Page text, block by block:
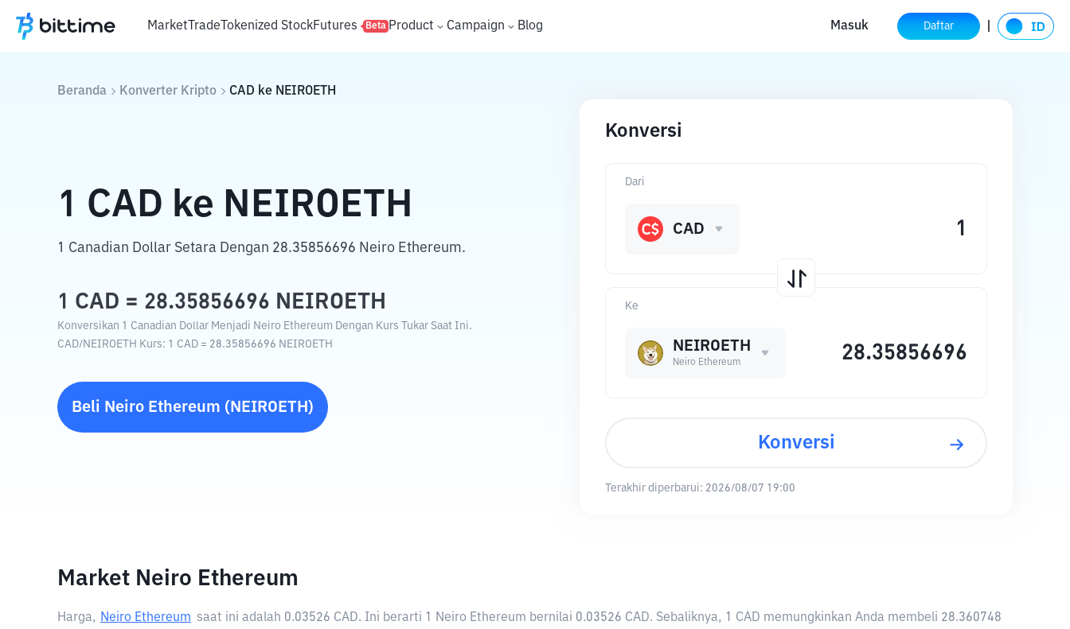
MarketTradeTokenized StockFutures Beta Product Campaign Blog Masuk Daftar
Beranda Konverter Kripto CAD ke NEIROETH
1 CAD ke NEIROETH
1 Canadian Dollar Setara Dengan 28.35856696 Neiro Ethereum.
1 CAD = 28.35856696 NEIROETH
Konversikan 1 Canadian Dollar Menjadi Neiro Ethereum Dengan Kurs Tukar Saat Ini.
CAD/NEIROETH Kurs: 1 CAD = 28.35856696 NEIROETH
Beli Neiro Ethereum ( NEIROETH )
Konversi
Ke
NEIROETH
Neiro Ethereum
Dari
CAD
Konversi
Terakhir diperbarui: 2026/08/07 19:00
Market Neiro Ethereum
Harga, Neiro Ethereum saat ini adalah 0.03526 CAD. Ini berarti 1 Neiro Ethereum bernilai 0.03526 CAD. Sebaliknya, 1 CAD memungkinkan Anda membeli 28.360748